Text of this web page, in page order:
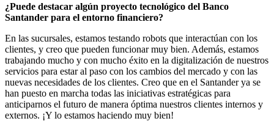
¿Puede destacar algún proyecto tecnológico del Banco
Santander para el entorno financiero?
En las sucursales, estamos testando robots que interactúan con los
clientes, y creo que pueden funcionar muy bien. Además, estamos
trabajando mucho y con mucho éxito en la digitalización de nuestros
servicios para estar al paso con los cambios del mercado y con las
nuevas necesidades de los clientes. Creo que en el Santander ya se
han puesto en marcha todas las iniciativas estratégicas para
anticiparnos el futuro de manera óptima nuestros clientes internos y
externos. ¡Y lo estamos haciendo muy bien!